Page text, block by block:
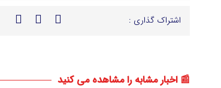
اشتراک گذاری :
📰 اخبار مشابه را مشاهده می کنید